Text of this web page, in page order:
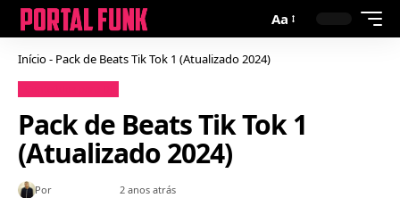
Aa
Início- Pack de Beats Tik Tok 1 (Atualizado 2024)
Pack de Beats Tik Tok 1
(Atualizado 2024)
Por 2 anos atrás